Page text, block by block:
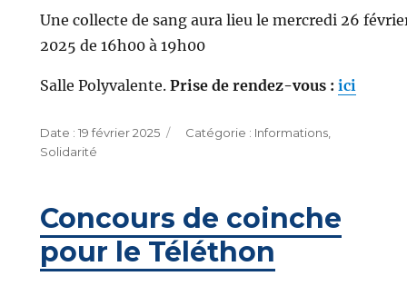
Une collecte de sang aura lieu le mercredi 26
2025 de 16h00 à 19h00
Salle Polyvalente. Prise de rendez-vous : ici
Publié
le
19 février 2025 Catégories
Informations,
Solidarité
Concours de coinche
pour le Téléthon